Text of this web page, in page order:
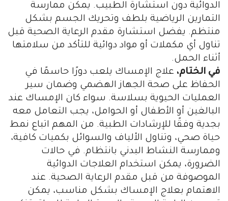
الدوائية دون استشارة الطبيب. يمكن ممارسة
التمارين الرياضية بلطف وتحريك الجسم بشكل
منتظم. يفضل استشارة مقدم الرعاية الصحية قبل
تناول أي مكملات أو مواد دوائية للتأكد من سلامتها
أثناء الحمل.
في الختام، علاج الإمساك يلعب دورًا حاسمًا في
الحفاظ على صحة الجهاز الهضمي وضمان سير
العمليات الحيوية بسلاسة. سواء كان الإمساك عند
البالغين أو الأطفال أو الحوامل، يجب التعامل معه
بجدية وفقًا للإرشادات الطبية. من المهم اتباع نمط
حياة صحي، وتناول الألياف والسوائل بكميات كافية،
وممارسة النشاط البدني بانتظام. في حالات
الضرورة، يمكن استخدام العلاجات الدوائية
الموصوفة من قبل مقدم الرعاية الصحية. عند
الاهتمام بعلاج الإمساك بشكل مناسب، يمكن